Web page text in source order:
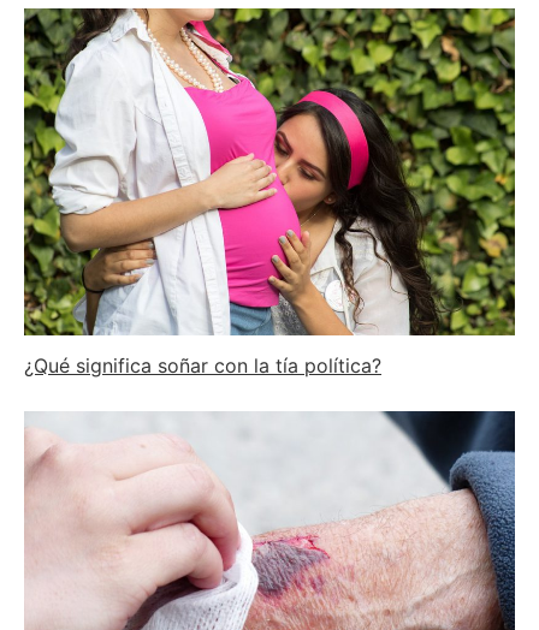
¿Qué significa soñar con la tía política?